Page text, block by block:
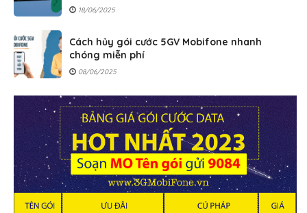
18/06/2025
Cách hủy gói cước 5GV Mobifone nhanh
chóng miễn phí
08/06/2025